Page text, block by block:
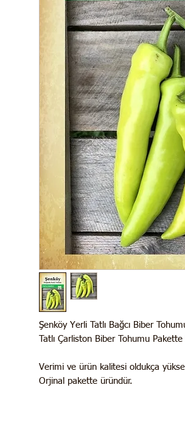
Şenköy Yerli Tatlı Bağcı Biber
Tatlı Çarliston Biber Tohumu
Verimi ve ürün kalitesi oldukça
Orjinal pakette üründür.